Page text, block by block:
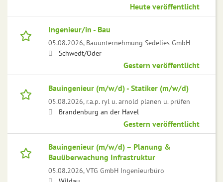
Heute veröffentlicht
Ingenieur/in - Bau
05.08.2026, Bauunternehmung Sedelies GmbH
Schwedt/Oder
Gestern veröffentlicht
Bauingenieur (m/w/d) - Statiker (m/w/d)
05.08.2026, r.a.p. ryl u. arnold planen u. prüfen
Brandenburg an der Havel
Gestern veröffentlicht
Bauingenieur (m/w/d) – Planung &
Bauüberwachung Infrastruktur
05.08.2026,VTG GmbH Ingenieurbüro